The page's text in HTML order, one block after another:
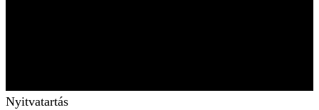
Nyitvatartás